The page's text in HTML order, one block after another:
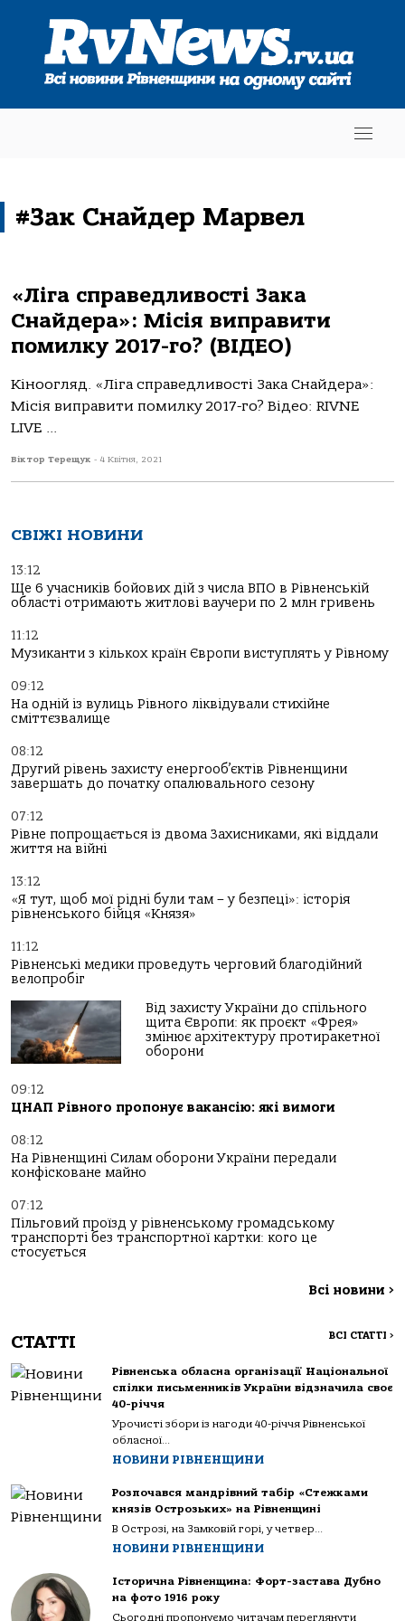
#Зак Снайдер Марвел
«Ліга справедливості Зака
Снайдера»: Місія виправити
помилку 2017-го? (ВІДЕО)
Кіноогляд. «Ліга справедливості Зака Снайдера»:
Місія виправити помилку 2017-го? Відео: RIVNE
LIVE ...
Віктор Терещук - 4 Квітня, 2021
СВІЖІ НОВИНИ
13:12
Ще 6 учасників бойових дій з числа ВПО в Рівненській
області отримають житлові ваучери по 2 млн гривень
11:12
Музиканти з кількох країн Європи виступлять у Рівному
09:12
На одній із вулиць Рівного ліквідували стихійне
сміттєзвалище
08:12
Другий рівень захисту енергооб’єктів Рівненщини
завершать до початку опалювального сезону
07:12
Рівне попрощається із двома Захисниками, які віддали
життя на війні
13:12
«Я тут, щоб мої рідні були там – у безпеці»: історія
рівненського бійця «Князя»
11:12
Рівненські медики проведуть черговий благодійний
велопробіг
Від захисту України до спільного
щита Європи: як проєкт «Фрея»
змінює архітектуру протиракетної
оборони
09:12
ЦНАП Рівного пропонує вакансію: які вимоги
08:12
На Рівненщині Силам оборони України передали
конфісковане майно
07:12
Пільговий проїзд у рівненському громадському
транспорті без транспортної картки: кого це
стосується
Всі новини >
СТАТТІ ВСІ СТАТТІ >
Рівненська обласна організації Національної
спілки письменників України відзначила своє
40-річчя
Урочисті збори із нагоди 40-річчя Рівненської
обласної...
НОВИНИ РІВНЕНЩИНИ
Розпочався мандрівний табір «Стежками
князів Острозьких» на Рівненщині
В Острозі, на Замковій горі, у четвер...
НОВИНИ РІВНЕНЩИНИ
Історична Рівненщина: Форт-застава Дубно
на фото 1916 року
Сьогодні пропонуємо читачам переглянути